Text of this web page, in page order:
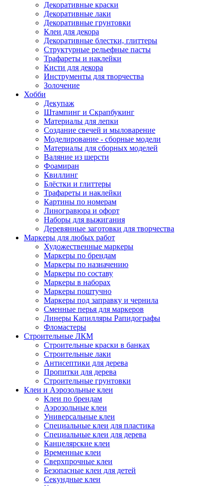
Декоративные краски
Декоративные лаки
Декоративные грунтовки
Клеи для декора
Декоративные блестки, глиттеры
Структурные рельефные пасты
Трафареты и наклейки
Кисти для декора
Инструменты для творчества
Золочение
Хобби
Декупаж
Штампинг и Скрапбукинг
Материалы для лепки
Создание свечей и мыловарение
Моделирование - сборные модели
Материалы для сборных моделей
Валяние из шерсти
Фоамиран
Квиллинг
Блёстки и глиттеры
Трафареты и наклейки
Картины по номерам
Линогравюра и офорт
Наборы для выжигания
Деревянные заготовки для творчества
Маркеры для любых работ
Художественные маркеры
Маркеры по брендам
Маркеры по назначению
Маркеры по составу
Маркеры в наборах
Маркеры поштучно
Маркеры под заправку и чернила
Сменные перья для маркеров
Линеры Капилляры Рапидографы
Фломастеры
Строительные ЛКМ
Строительные краски в банках
Строительные лаки
Антисептики для дерева
Пропитки для дерева
Строительные грунтовки
Клеи и Аэрозольные клеи
Клеи по брендам
Аэрозольные клеи
Универсальные клеи
Специальные клеи для пластика
Специальные клеи для дерева
Канцелярские клеи
Временные клеи
Сверхпрочные клеи
Безопасные клеи для детей
Секундные клеи